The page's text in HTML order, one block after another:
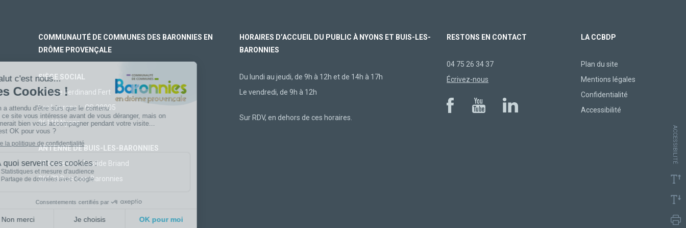
COMMUNAUTÉ DE COMMUNES DES BARONNIES EN
DRÔME PROVENÇALE
SIÈGE SOCIAL
170 rue Ferdinand Fert
Les Laurons – CS 30005
26110 Nyons
ANTENNE DE BUIS-LES-BARONNIES
19 boulevard Aristide Briand
26170 Buis-Les-Baronnies
HORAIRES D’ACCUEIL DU PUBLIC À NYONS ET BUIS-LES-
BARONNIES
Du lundi au jeudi, de 9h à 12h et de 14h à 17h
Le vendredi, de 9h à 12h
Sur RDV, en dehors de ces horaires.
RESTONS EN CONTACT
04 75 26 34 37
Écrivez-nous
LA CCBDP
Plan du site
Mentions légales
Confidentialité
Accessibilité
ACCESSIBILITÉ